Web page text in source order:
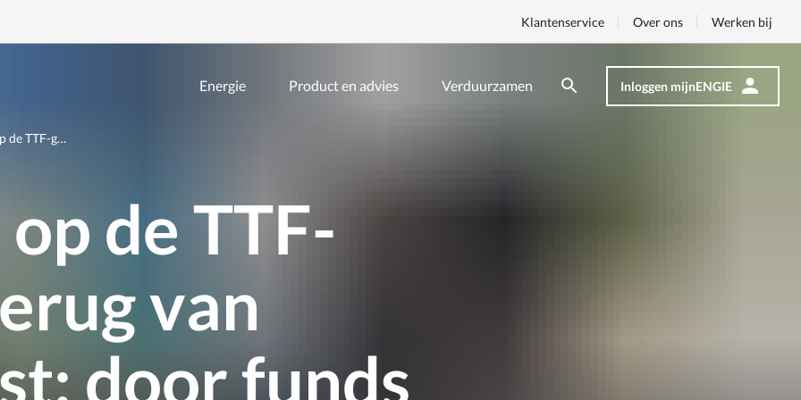
website
Zoeken
Energie Product en advies Verduurzamen
Klantenservice Over ons Werken bij
Zoeken Inloggen mijnENGIE
de TTF-g…
de TTF-
van
door funds